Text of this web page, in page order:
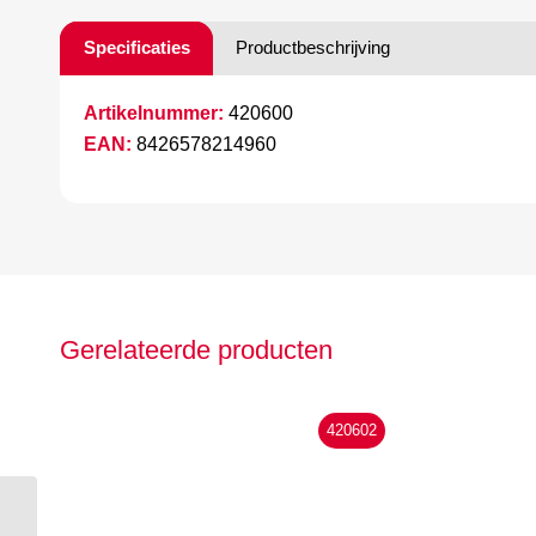
Specificaties Productbeschrijving
Artikelnummer: 420600
EAN: 8426578214960
Gerelateerde producten
420602